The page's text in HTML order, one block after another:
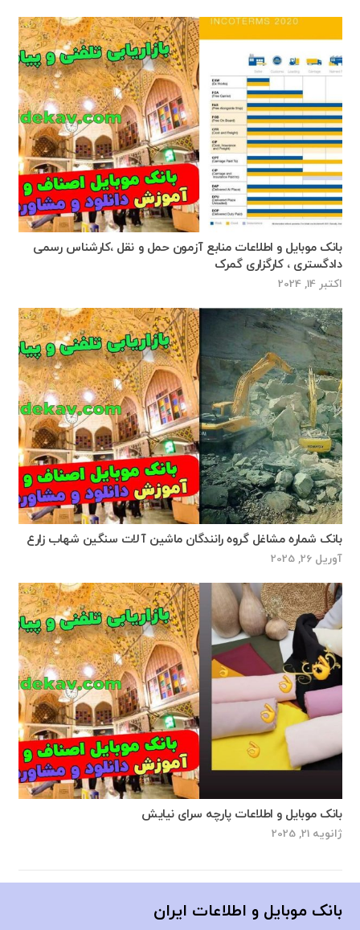
بانک موبایل و اطلاعات منابع آزمون حمل و نقل ،کارشناس رسمی
دادگستری ، کارگزاری گمرک
اکتبر 14, 2024
بانک شماره مشاغل ⁦گروه رانندگان ماشین آلات سنگین شهاب زارع⁦
آوریل 26, 2025
بانک موبایل و اطلاعات پارچه سرای نیایش
ژانویه 21, 2025
بانک موبایل و اطلاعات ایران